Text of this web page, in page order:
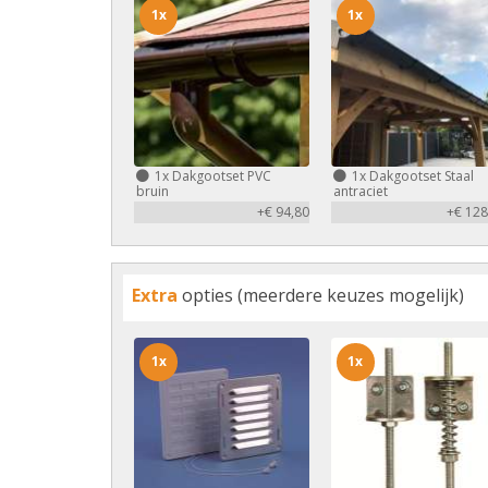
1x Dakgootset PVC
bruin
+€ 94,80
1x
1xDakgootset Staal
antraciet
+€
1x
Extra opties (meerdere keuzes mogelijk)
1x 1x